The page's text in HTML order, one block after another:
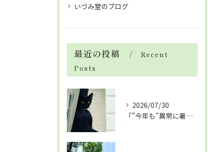
いづみ堂のブログ
最近の投稿
Recent
Posts
2026/07/30
「”今年も”異常に暑い夏」酷暑+冷房＝夏風邪、腰痛、ひざの痛...